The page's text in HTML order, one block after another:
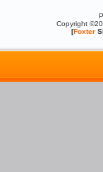
Copyright
[Foxter